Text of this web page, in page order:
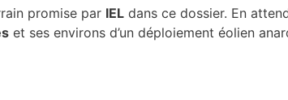
promise par IEL dans ce dossier. En
et ses environs d’un déploiement éolien